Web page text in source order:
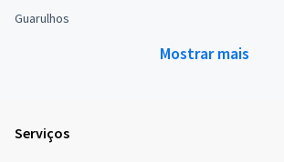
Guarulhos
Mostrar mais
Serviços